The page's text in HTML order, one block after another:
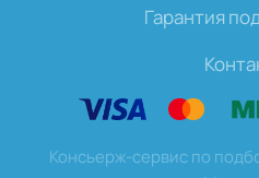
Гарантия
Консьерж-сервис по